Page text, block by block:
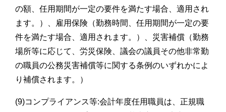
の額、任用期間が一定の要件を満たす場合、適用され
ます。）、雇用保険（勤務時間、任用期間が一定の要
件を満たす場合、適用されます。）、災害補償（勤務
場所等に応じて、労災保険、議会の議員その他非常勤
の職員の公務災害補償等に関する条例のいずれかによ
り補償されます。）
(9)コンプライアンス等:会計年度任用職員は、正規職